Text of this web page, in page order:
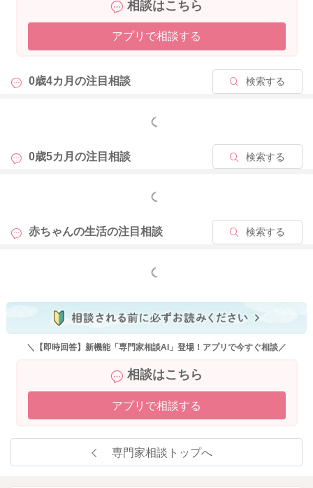
相談はこちら
アプリで相談する
0歳4カ月の注目相談 検索する
もっと見る
0歳5カ月の注目相談 検索する
もっと見る
赤ちゃんの生活の注目相談 検索する
もっと見る
＼【即時回答】新機能「専門家相談AI」登場！アプリで今すぐ相談／
相談はこちら
アプリで相談する
専門家相談トップへ